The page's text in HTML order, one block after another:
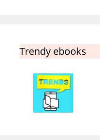
Trendy ebooks